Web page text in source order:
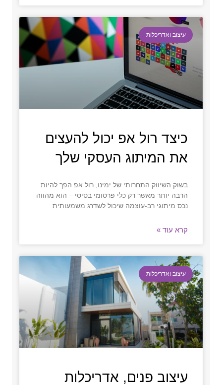
עיצוב ואדריכלות
כיצד רול אפ יכול להעצים
את המיתוג העסקי שלך
בשוק השיווק התחרותי של ימינו, רול אפ הפך להיות
הרבה יותר מאשר רק כלי פרסומי בסיסי – הוא מהווה
נכס מיתוגי רב-עוצמה שיכול לשדרג משמעותית
קרא עוד »
עיצוב ואדריכלות
עיצוב פנים, אדריכלות